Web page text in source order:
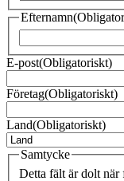
Efternamn
E-post(Obligatoriskt)
Företag(Obligatoriskt)
Land(Obligatoriskt)
Detta fält är dolt när
Samtycke